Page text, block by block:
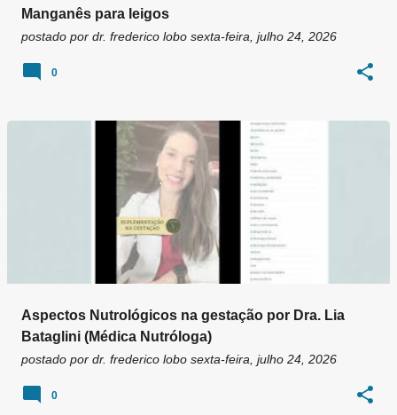
Manganês para leigos
postado por dr. frederico lobo sexta-feira, julho 24, 2026
0
Aspectos Nutrológicos na gestação por Dra. Lia
Bataglini (Médica Nutróloga)
postado por dr. frederico lobo sexta-feira, julho 24, 2026
0